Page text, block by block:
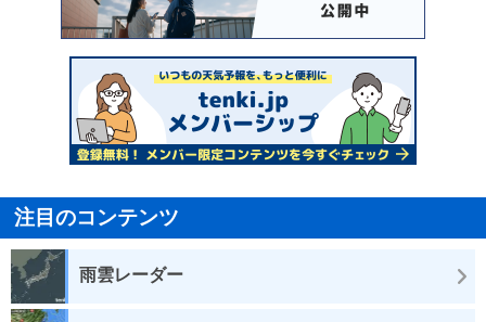
注目のコンテンツ
雨雲レーダー